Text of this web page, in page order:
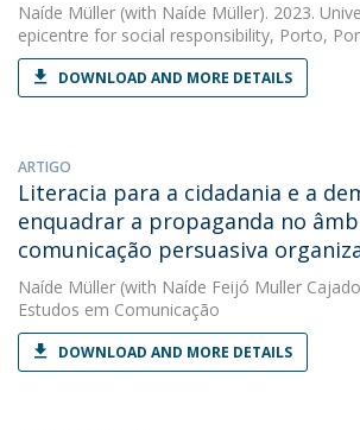
Naíde Müller (with Naíde Müller). 2023.
epicentre for social responsibility, Porto,
DOWNLOAD AND MORE DETAILS
ARTIGO
Literacia para a cidadania e a
enquadrar a propaganda no
comunicação persuasiva
Naíde Müller (with Naíde Feijó Muller
Estudos em Comunicação
DOWNLOAD AND MORE DETAILS